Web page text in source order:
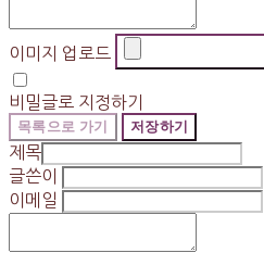
이미지 업로드
비밀글로 지정하기
목록으로 가기 저장하기
제목
글쓴이
이메일